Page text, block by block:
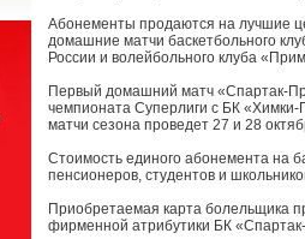
Абонементы продаются на лучшие
домашние матчи баскетбольного
России и волейбольного клуба
Первый домашний матч «Спартак-
чемпионата Суперлиги с БК
матчи сезона проведет 27 и 28
Стоимость единого абонемента на
пенсионеров, студентов и
Приобретаемая карта болельщика
фирменной атрибутики БК